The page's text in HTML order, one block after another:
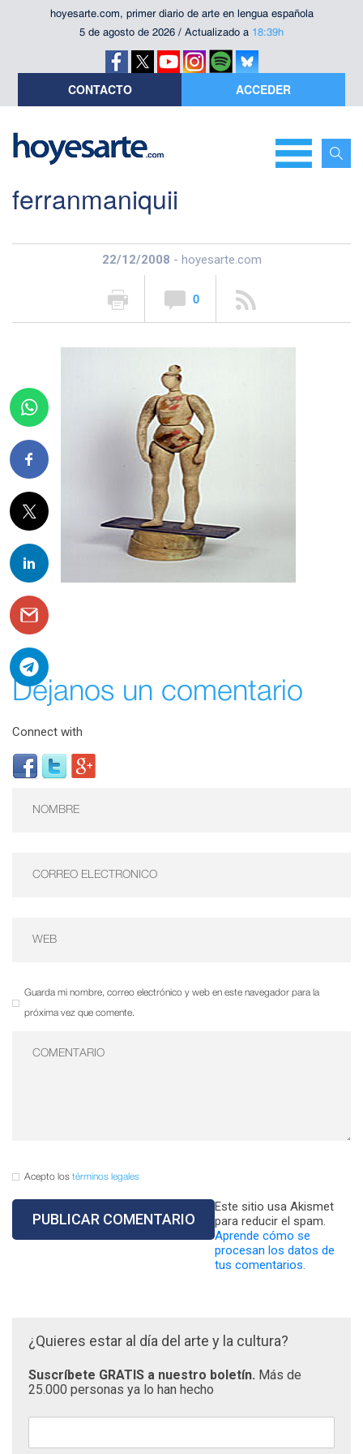
hoyesarte.com, primer diario de arte en lengua española
5 de agosto de 2026 / Actualizado a 18:39h
CONTACTO ACCEDER
ferranmaniquii
22/12/2008 - hoyesarte.com
0
Déjanos un comentario
Connect with
Guarda mi nombre, correo electrónico y web en este navegador para la
próxima vez que comente.
Acepto los términos legales
Este sitio usa Akismet
para reducir el spam.
Aprende cómo se
procesan los datos de
tus comentarios.
¿Quieres estar al día del arte y la cultura?
Suscríbete GRATIS a nuestro boletín. Más de
25.000 personas ya lo han hecho